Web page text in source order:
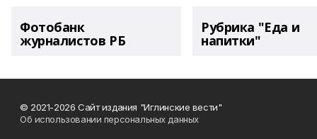
Фотобанк
журналистов РБ
Рубрика "Еда и
напитки"
© 2021-2026 Сайт издания "Иглинские вести"
Об использовании персональных данных